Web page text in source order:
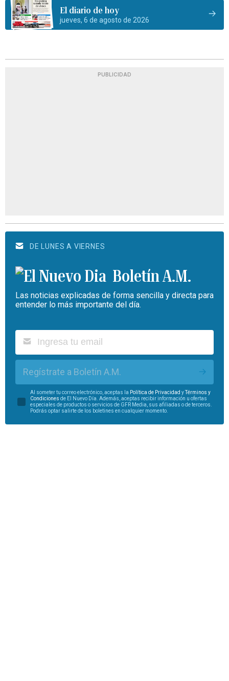
El diario de hoy
jueves, 6 de agosto de 2026
PUBLICIDAD
DE LUNES A VIERNES
Boletín A.M.
Las noticias explicadas de forma sencilla y directa para
entender lo más importante del día.
Regístrate a Boletín A.M.
Al someter tu correo electrónico, aceptas la Política de Privacidad yTérminos y
Condiciones de El Nuevo Día. Además, aceptas recibir información u ofertas
especiales de productos o servicios de GFR Media, sus afiliadas o de terceros.
Podrás optar salirte de los boletines en cualquier momento.